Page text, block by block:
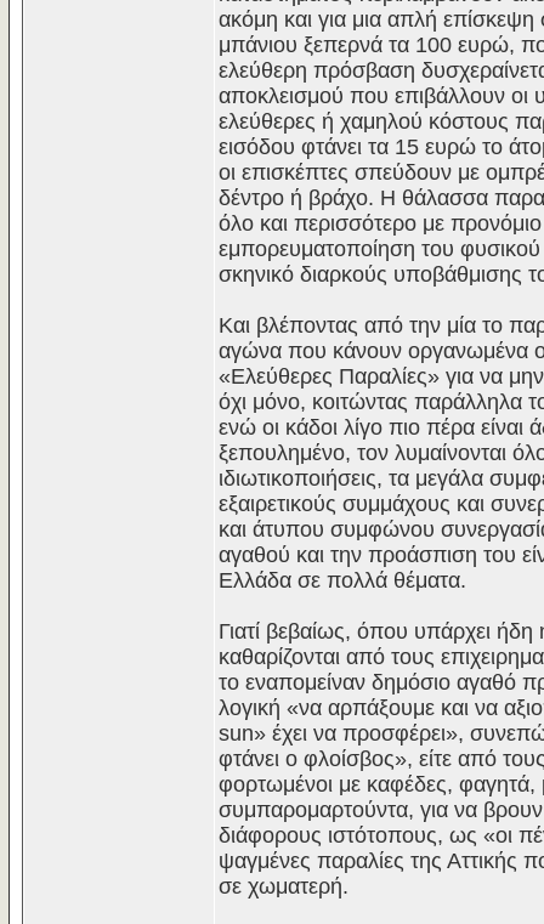
ακόμη και για μια απλή επίσκεψη
μπάνιου ξεπερνά τα 100 ευρώ,
ελεύθερη πρόσβαση
αποκλεισμού που επιβάλλουν οι
ελεύθερες ή χαμηλού κόστους
εισόδου φτάνει τα 15 ευρώ το
οι επισκέπτες σπεύδουν με
δέντρο ή βράχο. Η θάλασσα
όλο και περισσότερο με
εμπορευματοποίηση του
σκηνικό διαρκούς υποβάθμισης
Και βλέποντας από την μία το
αγώνα που κάνουν οργανωμένα
«Ελεύθερες Παραλίες» για να
όχι μόνο, κοιτώντας
ενώ οι κάδοι λίγο πιο πέρα
ξεπουλημένο, τον λυμαίνονται
ιδιωτικοποιήσεις, τα μεγάλα
εξαιρετικούς συμμάχους και
και άτυπου συμφώνου
αγαθού και την προάσπιση του
Ελλάδα σε πολλά θέματα.
Γιατί βεβαίως, όπου υπάρχει ήδη
καθαρίζονται από τους
το εναπομείναν δημόσιο αγαθό
λογική «να αρπάξουμε και να
sun» έχει να προσφέρει»,
φτάνει ο φλοίσβος», είτε από
φορτωμένοι με καφέδες, φαγητά,
συμπαρομαρτούντα, για να
διάφορους ιστότοπους, ως «οι
ψαγμένες παραλίες της Αττικής
σε χωματερή.